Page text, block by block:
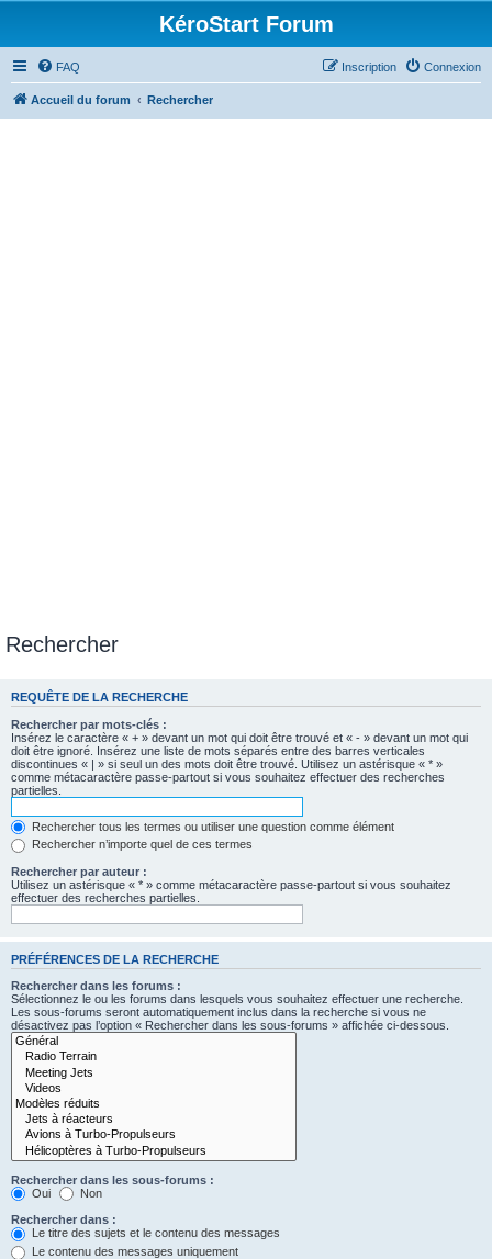
KéroStart Forum
FAQ Connexion
Inscription
Accueil du forum Rechercher
Rechercher
REQUÊTE DE LA RECHERCHE
Rechercher par mots-clés :
Insérez le caractère « + » devant un mot qui doit être trouvé et « - » devant un mot qui
doit être ignoré. Insérez une liste de mots séparés entre des barres verticales
discontinues « | » si seul un des mots doit être trouvé. Utilisez un astérisque « * »
comme métacaractère passe-partout si vous souhaitez effectuer des recherches
partielles.
Rechercher tous les termes ou utiliser une question comme élément
Rechercher n’importe quel de ces termes
Rechercher par auteur :
Utilisez un astérisque « * » comme métacaractère passe-partout si vous souhaitez
effectuer des recherches partielles.
PRÉFÉRENCES DE LA RECHERCHE
Rechercher dans les forums :
Sélectionnez le ou les forums dans lesquels vous souhaitez effectuer une recherche.
Les sous-forums seront automatiquement inclus dans la recherche si vous ne
désactivez pas l’option « Rechercher dans les sous-forums » affichée ci-dessous.
Rechercher dans les sous-forums :
Oui
Non
Rechercher dans :
Le titre des sujets et le contenu des messages
Le contenu des messages uniquement